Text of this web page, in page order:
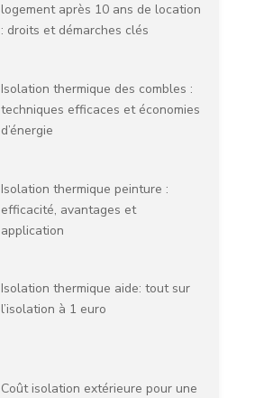
logement après 10 ans de location
: droits et démarches clés
Isolation thermique des combles :
techniques efficaces et économies
d’énergie
Isolation thermique peinture :
efficacité, avantages et
application
Isolation thermique aide: tout sur
l’isolation à 1 euro
Coût isolation extérieure pour une